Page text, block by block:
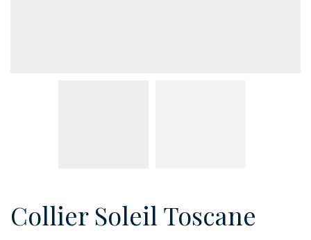
Collier Soleil Toscane